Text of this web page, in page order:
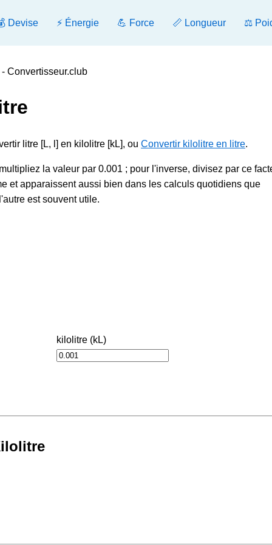
Devise ⚡ Énergie 💪 Force 📏 Longueur ⚖️
Convertisseur.club
litre [L, l] en kilolitre [kL], ou Convertir kilolitre en litre.
la valeur par 0.001 ; pour l'inverse, divisez par ce
et apparaissent aussi bien dans les calculs quotidiens que
est souvent utile.
kilolitre (kL)